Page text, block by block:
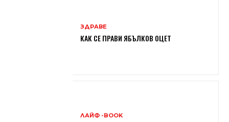
ЗДРАВЕ
КАК СЕ ПРАВИ ЯБЪЛКОВ ОЦЕТ
ЛАЙФ -BOOK